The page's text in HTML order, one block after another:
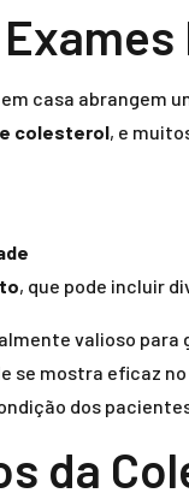
casa abrangem
colesterol, e
, que pode incluir
valioso
se mostra eficaz no
dos
da